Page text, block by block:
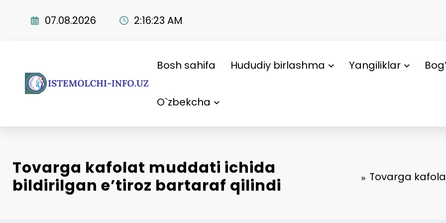
07.08.2026 2:16:24 AM
Bosh sahifa Hududiy birlashma Yangiliklar
O`zbekcha
Tovarga kafolat muddati ichida
bildirilgan e’tiroz bartaraf qilindi
Tovarga